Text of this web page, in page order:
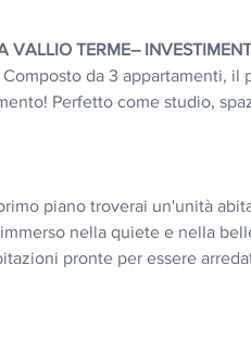
VALLIO TERME–
da 3 appartamenti, il
Perfetto come studio,
piano troverai un'unità
nella quiete e nella
pronte per essere